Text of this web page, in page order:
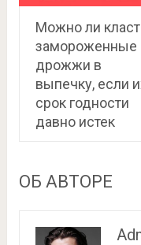
Можно ли
замороженные
дрожжи в
выпечку, если
срок годности
давно истек
ОБ АВТОРЕ